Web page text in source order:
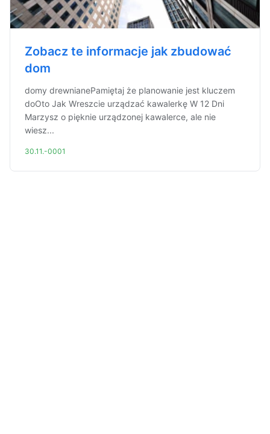
Zobacz te informacje jak zbudować
dom
domy drewnianePamiętaj że planowanie jest kluczem
doOto Jak Wreszcie urządzać kawalerkę W 12 Dni
Marzysz o pięknie urządzonej kawalerce, ale nie
wiesz...
30.11.-0001